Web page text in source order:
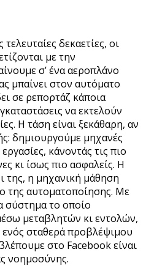
δεκαετίες, οι
με την
σ’ ένα αεροπλάνο
μπαίνει στον αυτόματο
σε ρεπορτάζ κάποια
να εκτελούν
Η τάση είναι ξεκάθαρη, αν
δημιουργούμε μηχανές
κάνοντάς τις πιο
κι ίσως πιο ασφαλείς. Η
της, η μηχανική μάθηση
της αυτοματοποίησης. Με
σύστημα το οποίο
μεταβλητών κι εντολών,
ενός σταθερά προβλέψιμου
στο Facebook είναι
νοημοσύνης.